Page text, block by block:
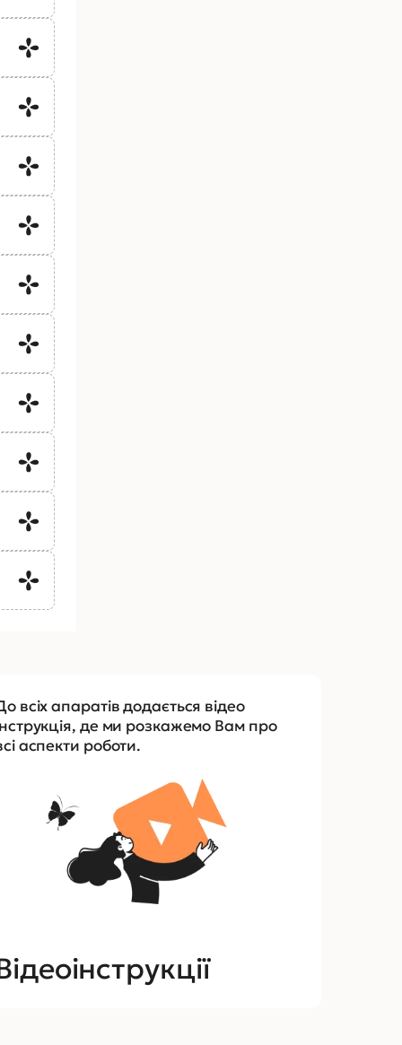
всіх апаратів додається відео
де ми розкажемо Вам про
аспекти роботи.